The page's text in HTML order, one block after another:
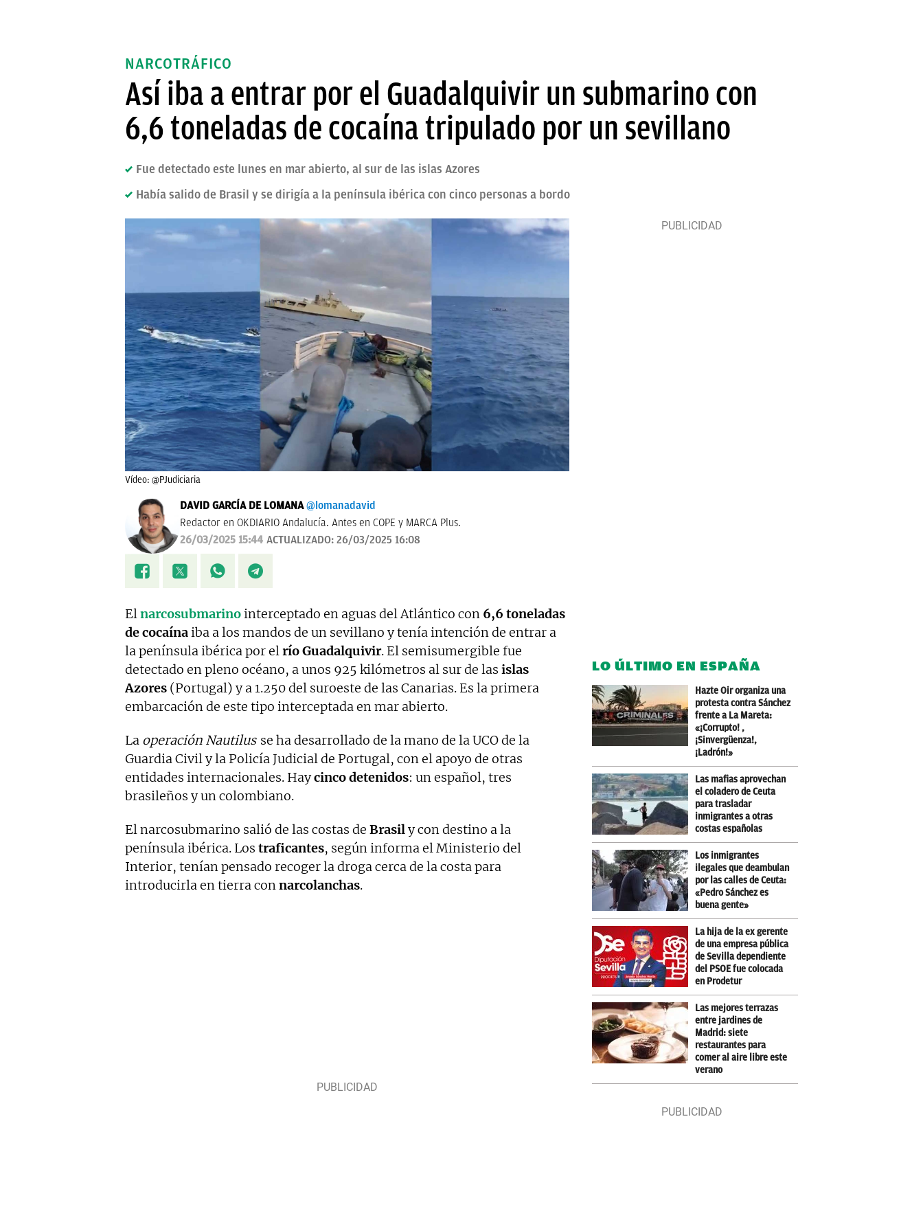
NARCOTRÁFICO
Así iba a entrar por el Guadalquivir un submarino con
6,6 toneladas de cocaína tripulado por un sevillano
Fue detectado este lunes en mar abierto, al sur de las islas Azores
Había salido de Brasil y se dirigía a la península ibérica con cinco personas a bordo
Vídeo: @PJudiciaria
DAVID GARCÍA DE LOMANA @lomanadavid
Redactor en OKDIARIO Andalucía. Antes en COPE y MARCA Plus.
26/03/2025 15:44 ACTUALIZADO: 26/03/2025 16:08
El narcosubmarino interceptado en aguas del Atlántico con 6,6 toneladas
de cocaína iba a los mandos de un sevillano y tenía intención de entrar a
la península ibérica por el río Guadalquivir. El semisumergible fue
detectado en pleno océano, a unos 925 kilómetros al sur de las islas
Azores (Portugal) y a 1.250 del suroeste de las Canarias. Es la primera
embarcación de este tipo interceptada en mar abierto.
La operación Nautilus se ha desarrollado de la mano de la UCO de la
Guardia Civil y la Policía Judicial de Portugal, con el apoyo de otras
entidades internacionales. Haycinco detenidos: un español, tres
brasileños y un colombiano.
El narcosubmarino salió de las costas de Brasil y con destino a la
península ibérica. Los traficantes, según informa el Ministerio del
Interior, tenían pensado recoger la droga cerca de la costa para
introducirla en tierra con narcolanchas.
LO ÚLTIMO EN ESPAÑA
Hazte Oir organiza una
protesta contra Sánchez
frente a La Mareta:
«¡Corrupto! ,
¡Sinvergüenza!,
¡Ladrón!»
Las mafias aprovechan
el coladero de Ceuta
para trasladar
inmigrantes a otras
costas españolas
Los inmigrantes
ilegales que deambulan
por las calles de Ceuta:
«Pedro Sánchez es
buena gente»
La hija de la ex gerente
de una empresa pública
de Sevilla dependiente
del PSOE fue colocada
en Prodetur
Las mejores terrazas
entre jardines de
Madrid: siete
restaurantes para
comer al aire libre este
verano